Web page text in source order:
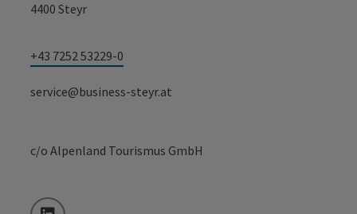
4400 Steyr
+43 7252 53229-0
service@business-steyr.at
c/o Alpenland Tourismus GmbH